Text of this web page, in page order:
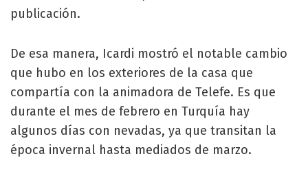
publicación.
De esa manera, Icardi mostró el notable cambio
que hubo en los exteriores de la casa que
compartía con la animadora de Telefe. Es que
durante el mes de febrero en Turquía hay
algunos días con nevadas, ya que transitan la
época invernal hasta mediados de marzo.